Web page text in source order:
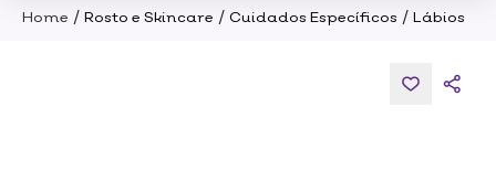
Home / Rosto e Skincare / Cuidados Específicos / Lábios